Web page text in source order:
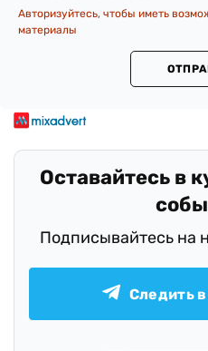
Авторизуйтесь, чтобы иметь
материалы
Оставайтесь в
Подписывайтесь на
Следить